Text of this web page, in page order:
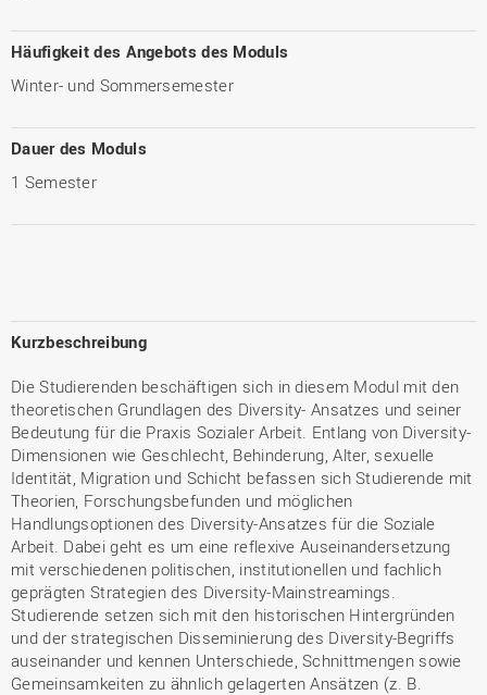
Häufigkeit des Angebots des Moduls
Winter- und Sommersemester
Dauer des Moduls
1 Semester
Kurzbeschreibung
Die Studierenden beschäftigen sich in diesem Modul mit den
theoretischen Grundlagen des Diversity- Ansatzes und seiner
Bedeutung für die Praxis Sozialer Arbeit. Entlang von Diversity-
Dimensionen wie Geschlecht, Behinderung, Alter, sexuelle
Identität, Migration und Schicht befassen sich Studierende mit
Theorien, Forschungsbefunden und möglichen
Handlungsoptionen des Diversity-Ansatzes für die Soziale
Arbeit. Dabei geht es um eine reflexive Auseinandersetzung
mit verschiedenen politischen, institutionellen und fachlich
geprägten Strategien des Diversity-Mainstreamings.
Studierende setzen sich mit den historischen Hintergründen
und der strategischen Disseminierung des Diversity-Begriffs
auseinander und kennen Unterschiede, Schnittmengen sowie
Gemeinsamkeiten zu ähnlich gelagerten Ansätzen (z. B.